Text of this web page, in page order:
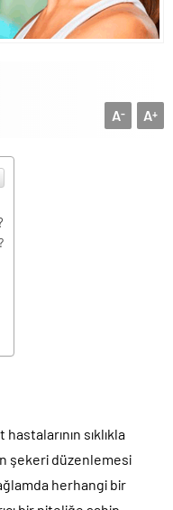
A+
A-
sıklıkla
şekeri düzenlemesi
herhangi bir